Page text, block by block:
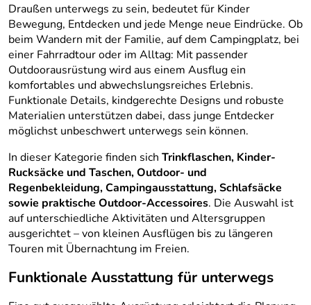
Draußen unterwegs zu sein, bedeutet für Kinder
Bewegung, Entdecken und jede Menge neue Eindrücke. Ob
beim Wandern mit der Familie, auf dem Campingplatz, bei
einer Fahrradtour oder im Alltag: Mit passender
Outdoorausrüstung wird aus einem Ausflug ein
komfortables und abwechslungsreiches Erlebnis.
Funktionale Details, kindgerechte Designs und robuste
Materialien unterstützen dabei, dass junge Entdecker
möglichst unbeschwert unterwegs sein können.
In dieser Kategorie finden sich Trinkflaschen, Kinder-
Rucksäcke und Taschen, Outdoor- und
Regenbekleidung, Campingausstattung, Schlafsäcke
sowie praktische Outdoor-Accessoires. Die Auswahl ist
auf unterschiedliche Aktivitäten und Altersgruppen
ausgerichtet – von kleinen Ausflügen bis zu längeren
Touren mit Übernachtung im Freien.
Funktionale Ausstattung für unterwegs